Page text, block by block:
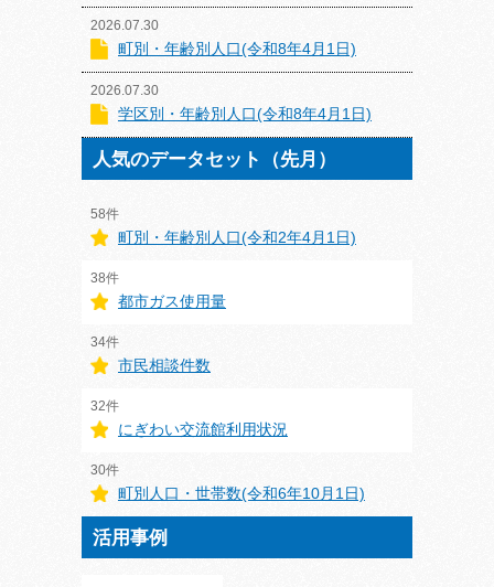
2026.07.30
町別・年齢別人口(令和8年4月1日)
2026.07.30
学区別・年齢別人口(令和8年4月1日)
人気のデータセット（先月）
58件
町別・年齢別人口(令和2年4月1日)
38件
都市ガス使用量
34件
市民相談件数
32件
にぎわい交流館利用状況
30件
町別人口・世帯数(令和6年10月1日)
活用事例